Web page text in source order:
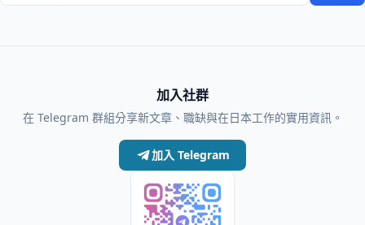
加入社群
在 Telegram 群組分享新文章、職缺與在日本工作的實用資訊。
加入 Telegram